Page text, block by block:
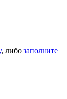
, либо заполните